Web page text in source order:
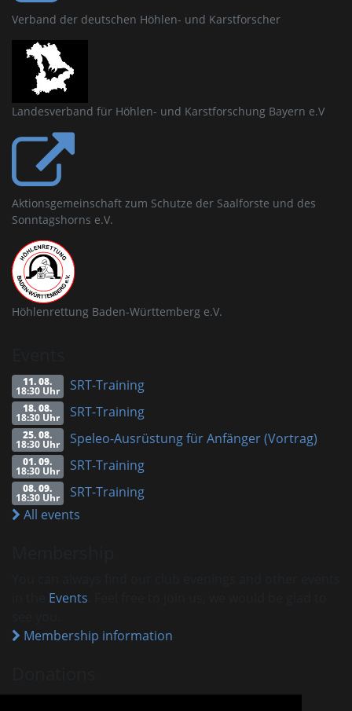
Verband der deutschen Höhlen- und Karstforscher
Landesverband für Höhlen- und Karstforschung Bayern e.V
Aktionsgemeinschaft zum Schutze der Saalforste und des
Sonntagshorns e.V.
Höhlenrettung Baden-Württemberg e.V.
11. 08.
18:30 Uhr SRT-Training
18. 08.
18:30 Uhr SRT-Training
25. 08.
18:30 Uhr Speleo-Ausrüstung für Anfänger (Vortrag)
01. 09.
18:30 Uhr SRT-Training
08. 09.
18:30 Uhr
SRT-Training
All events
Events
Membership information
VHM is recognised as a charitable association.